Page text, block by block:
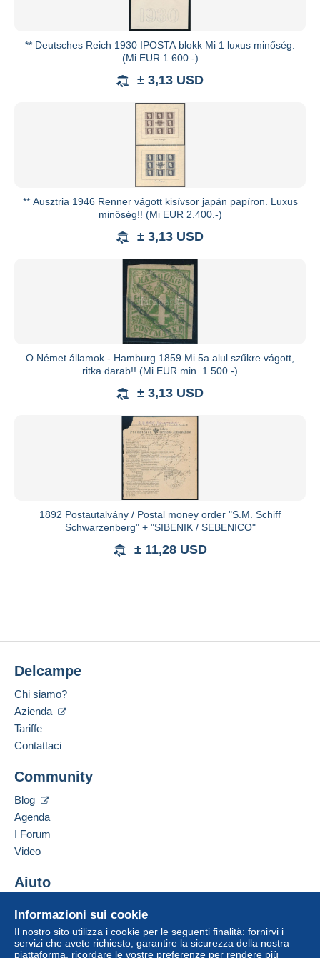
** Deutsches Reich 1930 IPOSTA blokk Mi 1 luxus minőség.
(Mi EUR 1.600.-)
± 3,13 USD
** Ausztria 1946 Renner vágott kisívsor japán papíron. Luxus
minőség!! (Mi EUR 2.400.-)
± 3,13 USD
O Német államok - Hamburg 1859 Mi 5a alul szűkre vágott,
ritka darab!! (Mi EUR min. 1.500.-)
± 3,13 USD
1892 Postautalvány / Postal money order "S.M. Schiff
Schwarzenberg" + "SIBENIK / SEBENICO"
± 11,28 USD
Informazioni sui cookie
Il nostro sito utilizza i cookie per le seguenti finalità: fornirvi i
servizi che avete richiesto, garantire la sicurezza della nostra
piattaforma, ricordare le vostre preferenze per rendere più
Delcampe
Chi siamo?
Azienda
Tariffe
Contattaci
Community
Blog
Agenda
I Forum
Video
Aiuto
Acquistare su Delcampe
Vendere su Delcampe